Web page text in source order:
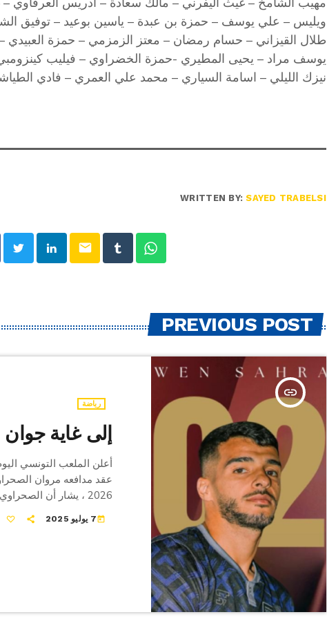
ويليس – علي يوسف – حمزة بن عبدة – ياسين بوعيد – توفيق
طلال القيزاني – حسام رمضان – معتز الزمزمي – حمزة العبيدي
يوسف مراد – يحيى المطيري -حمزة الخضراوي – فيليب
نيزك الليلي – اسامة السياري – محمد علي العمري – فادي
WRITTEN BY:SAYED TRABELSI
email
PREVIOUS POST
insert_link
رياضة
إلى غاية جوان 2026
عقد مدافعه مروان
today7 يوليو 2025